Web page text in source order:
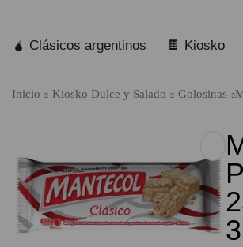
🧉 Clásicos argentinos 🍫 Kiosko
Inicio Kiosko Dulce y Salado Golosinas